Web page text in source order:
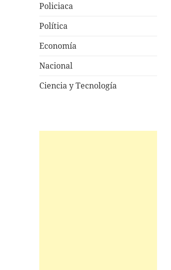
Policiaca
Política
Economía
Nacional
Ciencia y Tecnología